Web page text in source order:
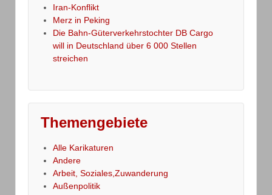
Iran-Konflikt
Merz in Peking
Die Bahn-Güterverkehrstochter DB Cargo
will in Deutschland über 6 000 Stellen
streichen
Themengebiete
Alle Karikaturen
Andere
Arbeit, Soziales,Zuwanderung
Außenpolitik